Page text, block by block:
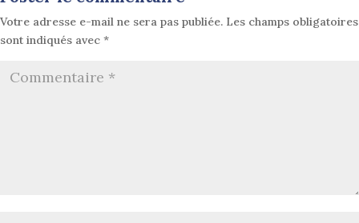
Votre adresse e-mail ne sera pas publiée. Les champs obligatoires
sont indiqués avec *